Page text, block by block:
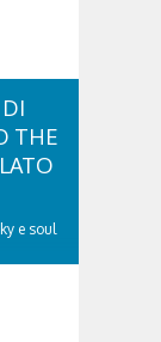
THE
e soul